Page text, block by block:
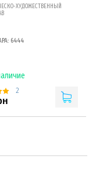
ХУДОЖЕСТВЕННЫЙ
6444
2